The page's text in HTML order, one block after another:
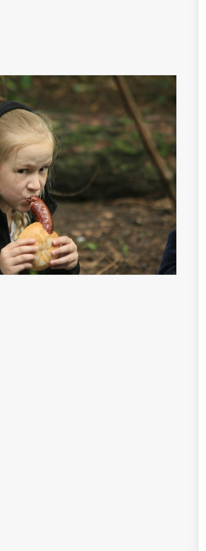
zone
sekretariat
Przedszkole i Żłobek
International House
821-35-86